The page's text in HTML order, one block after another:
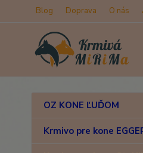
Blog Doprava O nás
OZ KONE ĽUĎOM
Krmivo pre kone